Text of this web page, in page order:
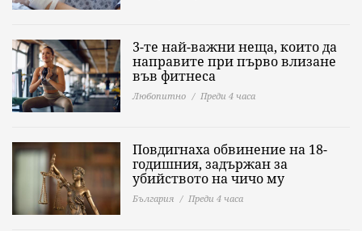
3-те най-важни неща, които да
направите при първо влизане
във фитнеса
Любопитно Преди 4 часа
Повдигнаха обвинение на 18-
годишния, задържан за
убийството на чичо му
България Преди 4 часа